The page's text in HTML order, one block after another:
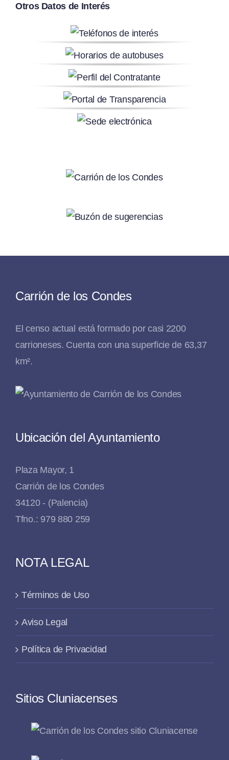
Otros Datos de Interés
Carrión de los Condes
El censo actual está formado por casi 2200
carrioneses. Cuenta con una superficie de 63,37
km².
Ubicación del Ayuntamiento
Plaza Mayor, 1
Carrión de los Condes
34120 - (Palencia)
Tfno.: 979 880 259
NOTA LEGAL
Términos de Uso
Aviso Legal
Política de Privacidad
Sitios Cluniacenses